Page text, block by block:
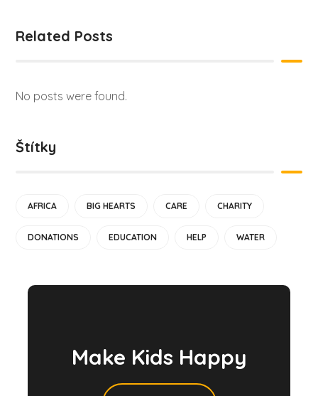
Related Posts
No posts were found.
Štítky
AFRICA BIG HEARTS CARE CHARITY
DONATIONS EDUCATION HELP WATER
Make Kids Happy